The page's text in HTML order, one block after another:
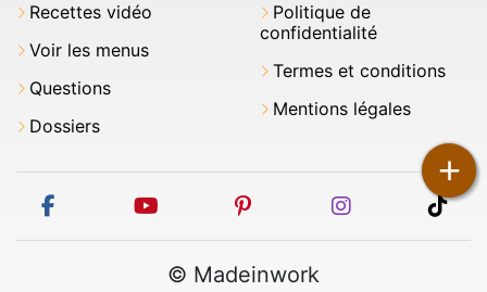
+
Recettes vidéo
Voir les menus
Questions
Dossiers
Politique de
confidentialité
Termes et conditions
Mentions légales
facebook youtube pinterest instagram
© Madeinwork